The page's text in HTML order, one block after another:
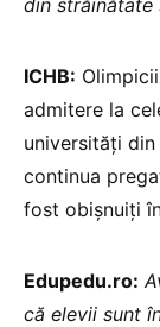
din străinătate
ICHB:
admitere la
universități
continua
fost obișnuiți
Edupedu.ro:
că elevii sunt